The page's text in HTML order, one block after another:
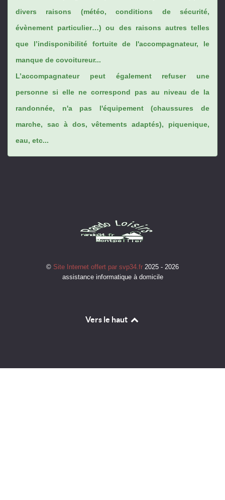
divers raisons (météo, conditions de sécurité,
évènement particulier…) ou des raisons autres telles
que l’indisponibilité fortuite de l'accompagnateur, le
manque de covoitureur...
L’accompagnateur peut également refuser une
personne si elle ne correspond pas au niveau de la
randonnée, n'a pas l'équipement (chaussures de
marche, sac à dos, vêtements adaptés), piquenique,
eau, etc...
© Site Internet offert par svp34.fr 2025 - 2026
assistance informatique à domicile
Vers le haut